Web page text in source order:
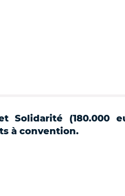
Solidarité (180.000
à convention.